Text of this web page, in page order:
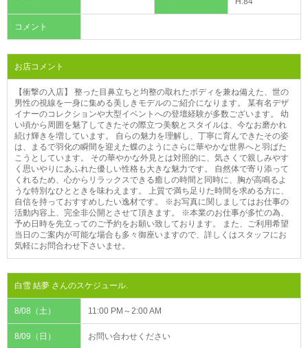
コメント
お店コメント
【衝撃の入店】 整った目鼻立ちと均整の取れたボディを兼ね備えた、世の
男性の視線を一身に集める美しきモデルのご紹介になります。 某有名デザ
イナーのコレクションや大型イベントへの登壇経験が多数ございます。 幼
い頃から周囲を魅了してきたその際立つ美貌とスタイルは、今なお磨かれ
続け輝きを増しています。 自らの魅力を理解し、丁寧に育んできたその姿
は、まるで羽化の瞬間を迎えた蝶のようにさらに華やかな世界へと羽ばた
こうとしています。 その華やかな外見とは対照的に、気さくで親しみやす
く思いやりにあふれた優しい性格も大きな魅力です。 自然体で寄り添って
くれるため、心からリラックスできる癒しの時間と同時に、胸が高鳴るよ
うな特別なひとときを味わえます。 上質で満ち足りた時間を求める方に、
自信を持っておすすめしたい逸材です。 ※お写真に関しましてはお仕事の
活動内容上、完全非公開とさせて頂きます。 ※本業のお仕事が多忙の為、
予め日時を先立ってのご予約をお願い致しております。 また、ご利用希望
当日のご案内が可能な場合も多々御座いますので、詳しくはスタッフにお
気軽にお問合わせ下さいませ。
白雪 結夢 さんのスケジュール.
8/08（土） 11:00 PM～2:00 AM
8/09（日） お問い合わせください